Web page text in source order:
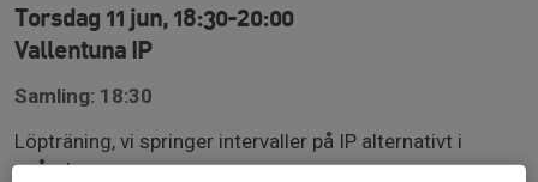
Torsdag 11 jun, 18:30-20:00
Vallentuna IP
Samling: 18:30
Löpträning, vi springer intervaller på IP alternativt i
spåret.